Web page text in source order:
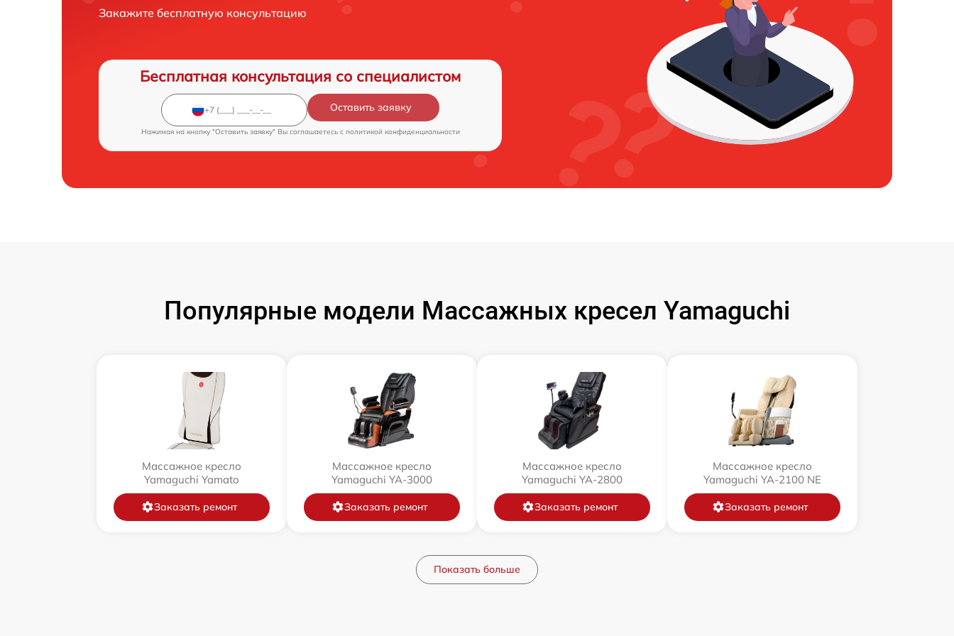
Закажите бесплатную консультацию
Бесплатная консультация со специалистом
Оставить заявку
Нажимая на кнопку "Оставить заявку" Вы соглашаетесь c политикой конфиденциальности
Популярные модели Массажных кресел Yamaguchi
Массажное кресло
Yamaguchi Yamato
Заказать ремонт
Массажное кресло
Yamaguchi YA-3000
Заказать ремонт
Массажное кресло
Yamaguchi YA-2800
Заказать ремонт
Массажное кресло
Yamaguchi YA-2100 NE
Заказать ремонт
Показать больше